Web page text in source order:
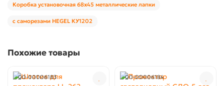
Коробка установочная 68х45 металлические лапки
с саморезами HEGEL КУ1202
Похожие товары
00-00006183 00-00006184